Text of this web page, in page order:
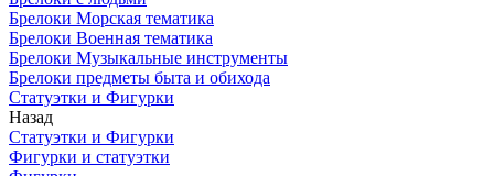
Брелоки Морская тематика
Брелоки Военная тематика
Брелоки Музыкальные инструменты
Брелоки предметы быта и обихода
Статуэтки и Фигурки
Назад
Статуэтки и Фигурки
Фигурки и статуэтки